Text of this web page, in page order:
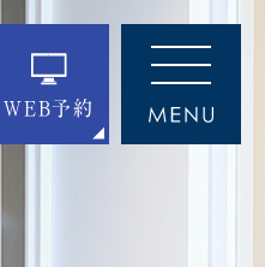
WEB予約